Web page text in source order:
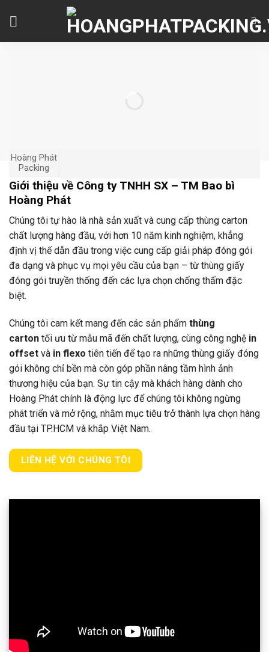
Hoàng Phát
Packing
Giới thiệu về Công ty TNHH SX – TM Bao bì
Hoàng Phát
Chúng tôi tự hào là nhà sản xuất và cung cấp thùng carton
chất lượng hàng đầu, với hơn 10 năm kinh nghiệm, khẳng
định vị thế dẫn đầu trong việc cung cấp giải pháp đóng gói
đa dạng và phục vụ mọi yêu cầu của bạn – từ thùng giấy
đóng gói truyền thống đến các lựa chọn chống thấm đặc
biệt.
Chúng tôi cam kết mang đến các sản phẩm thùng
carton tối ưu từ mẫu mã đến chất lượng, cùng công nghệ in
offset và in flexo tiên tiến để tạo ra những thùng giấy đóng
gói không chỉ bền mà còn góp phần nâng tầm hình ảnh
thương hiệu của bạn. Sự tin cậy mà khách hàng dành cho
Hoàng Phát chính là động lực để chúng tôi không ngừng
phát triển và mở rộng, nhằm mục tiêu trở thành lựa chọn hàng
đầu tại TP.HCM và khắp Việt Nam.
LIÊN HỆ VỚI CHÚNG TÔI